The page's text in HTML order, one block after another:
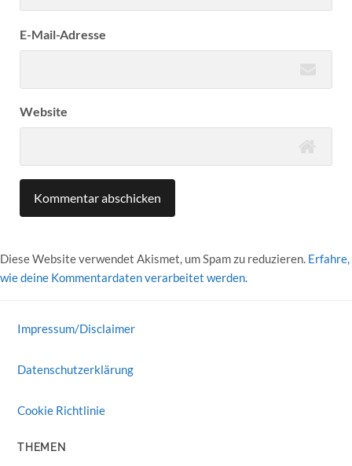
E-Mail-Adresse
Website
Diese Website verwendet Akismet, um Spam zu reduzieren. Erfahre,
wie deine Kommentardaten verarbeitet werden.
Impressum/Disclaimer
Datenschutzerklärung
Cookie Richtlinie
THEMEN